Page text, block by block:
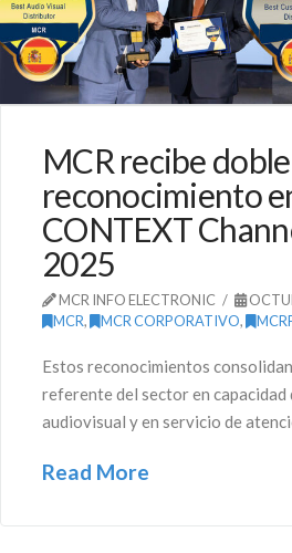
MCR recibe doble
reconocimiento
CONTEXT
2025
MCR INFO ELECTRONIC
MCR, MCR CORPORATIVO,
Estos reconocimientos
referente del sector en
audiovisual y en servicio de
Read More